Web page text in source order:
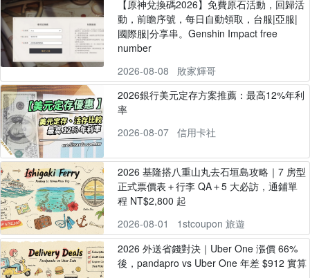
【原神兌換碼2026】免費原石活動，回歸活
動，前瞻序號，每日自動領取，台服|亞服|
國際服|分享串。Genshin Impact free
number
2026-08-08
敗家輝哥
2026銀行美元定存方案推薦：最高12%年利
率
2026-08-07
信用卡社
2026 基隆搭八重山丸去石垣島攻略｜7 房型
正式票價表＋行李 QA＋5 大必訪，通鋪單
程 NT$2,800 起
2026-08-01
1stcoupon 旅遊
2026 外送省錢對決｜Uber One 漲價 66%
後，pandapro vs Uber One 年差 $912 實算